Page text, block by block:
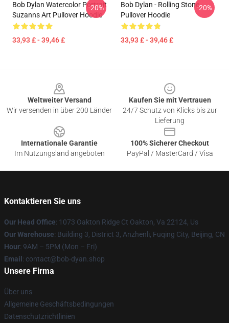
Bob Dylan Watercolor Portrait
Suzanns Art Pullover Hoodie
33,93 £ - 39,46 £
-20%
Bob Dylan - Rolling Stone
Pullover Hoodie
33,93 £ - 39,46 £
-20%
Weltweiter Versand
Wir versenden in über 200 Länder
Kaufen Sie mit Vertrauen
24/7 Schutz von Klicks bis zur
Lieferung
Internationale Garantie
Im Nutzungsland angeboten
100% Sicherer Checkout
PayPal / MasterCard / Visa
Kontaktieren Sie uns
Our Head Office: 1073 Oakton Ridge Ct Oakton, Va 22124, Us
Our Warehouse: Building 3, District 3, Anzhenli, Fuqing City, Beijing, CN
Hour: 9AM – 5PM (Mon – Fri)
Email : contact@bob-dyan.shop
Unsere Firma
Über uns
Allgemeine Geschäftsbedingungen
Datenschutzrichtlinien